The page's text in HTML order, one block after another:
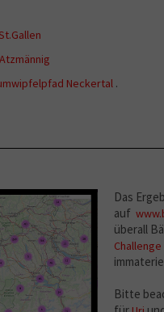
Neckertal .
Das
auf
überall
Challenge
Bitte